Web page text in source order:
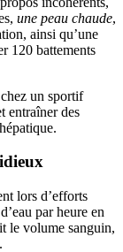
une peau chaude,
ainsi qu’une
120 battements
un sportif
entraîner des
lors d’efforts
par heure en
le volume sanguin,